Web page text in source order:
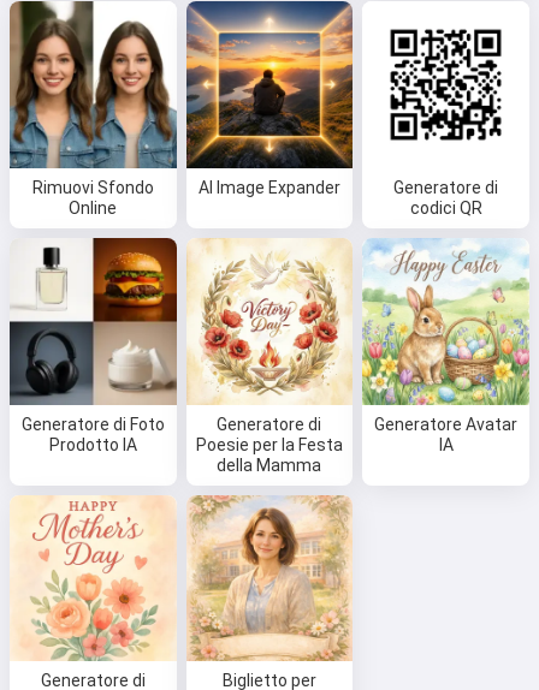
Rimuovi Sfondo
Online
AI Image Expander
Generatore di
codici QR
Generatore di Foto
Prodotto IA
Generatore di
Poesie per la Festa
della Mamma
Generatore Avatar
IA
Generatore di
Biglietto per
Ciao 👋
Posso creare canzoni, scrivere
poesie e auguri 🥰
Provalo gratis
Accetto:Termini di Servizio
Politica sulla Privacy,
Politica di Rimborso